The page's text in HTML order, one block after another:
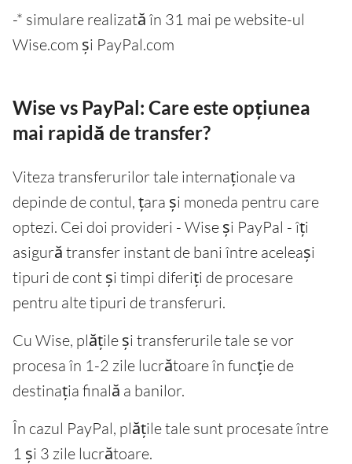
-* simulare realizată în 31 mai pe website-ul
Wise.com și PayPal.com
Wise vs PayPal: Care este opțiunea
mai rapidă de transfer?
Viteza transferurilor tale internaționale va
depinde de contul, țara și moneda pentru care
optezi. Cei doi provideri - Wise și PayPal - îți
asigură transfer instant de bani între aceleași
tipuri de cont și timpi diferiți de procesare
pentru alte tipuri de transferuri.
Cu Wise, plățile și transferurile tale se vor
procesa în 1-2 zile lucrătoare în funcție de
destinația finală a banilor.
În cazul PayPal, plățile tale sunt procesate între
1 și 3 zile lucrătoare.